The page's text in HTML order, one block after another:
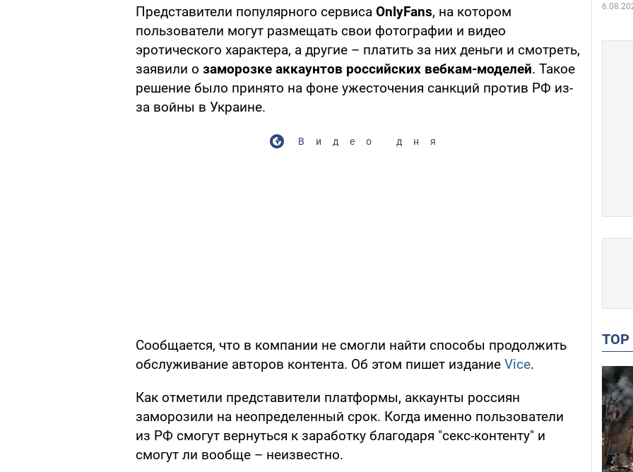
Представители популярного сервиса OnlyFans, на котором
пользователи могут размещать свои фотографии и видео
эротического характера, а другие – платить за них деньги и смотреть,
заявили о заморозке аккаунтов российских вебкам-моделей. Такое
решение было принято на фоне ужесточения санкций против РФ из-
за войны в Украине.
Видео дня
Сообщается, что в компании не смогли найти способы продолжить
обслуживание авторов контента. Об этом пишет издание Vice.
Как отметили представители платформы, аккаунты россиян
заморозили на неопределенный срок. Когда именно пользователи
из РФ смогут вернуться к заработку благодаря "секс-контенту" и
смогут ли вообще – неизвестно.